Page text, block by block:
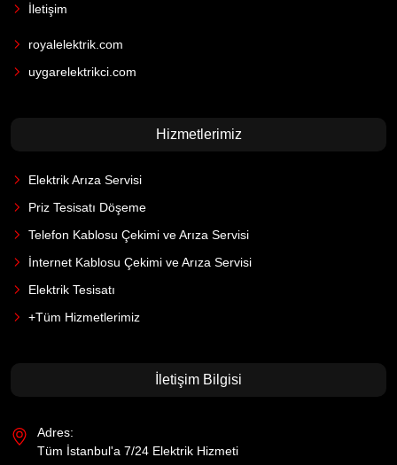
İletişim
royalelektrik.com
uygarelektrikci.com
Hizmetlerimiz
Elektrik Arıza Servisi
Priz Tesisatı Döşeme
Telefon Kablosu Çekimi ve Arıza Servisi
İnternet Kablosu Çekimi ve Arıza Servisi
Elektrik Tesisatı
+Tüm Hizmetlerimiz
İletişim Bilgisi
Adres:
Tüm İstanbul'a 7/24 Elektrik Hizmeti